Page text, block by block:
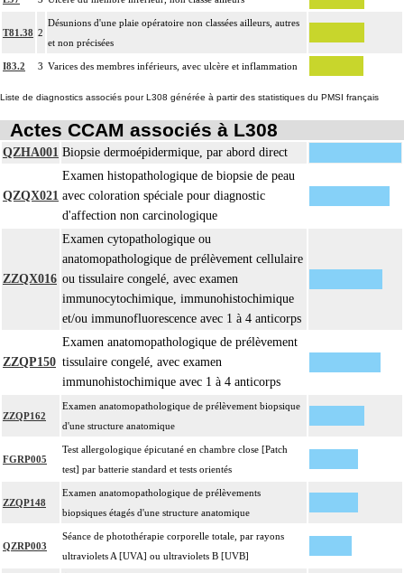
T81.38 2
Désunions d'une plaie opératoire non classées ailleurs, autres
et non précisées
I83.2 3 Varices des membres inférieurs, avec ulcère et inflammation
Liste de diagnostics associés pour L308 générée à partir des statistiques du PMSI français
Actes CCAM associés à L308
QZHA001 Biopsie dermoépidermique, par abord direct
QZQX021
Examen histopathologique de biopsie de peau
avec coloration spéciale pour diagnostic
d'affection non carcinologique
ZZQX016
Examen cytopathologique ou
anatomopathologique de prélèvement cellulaire
ou tissulaire congelé, avec examen
immunocytochimique, immunohistochimique
et/ou immunofluorescence avec 1 à 4 anticorps
ZZQP150
Examen anatomopathologique de prélèvement
tissulaire congelé, avec examen
immunohistochimique avec 1 à 4 anticorps
ZZQP162
Examen anatomopathologique de prélèvement biopsique
d'une structure anatomique
FGRP005
Test allergologique épicutané en chambre close [Patch
test] par batterie standard et tests orientés
ZZQP148
Examen anatomopathologique de prélèvements
biopsiques étagés d'une structure anatomique
QZRP003
Séance de photothérapie corporelle totale, par rayons
ultraviolets A [UVA] ou ultraviolets B [UVB]